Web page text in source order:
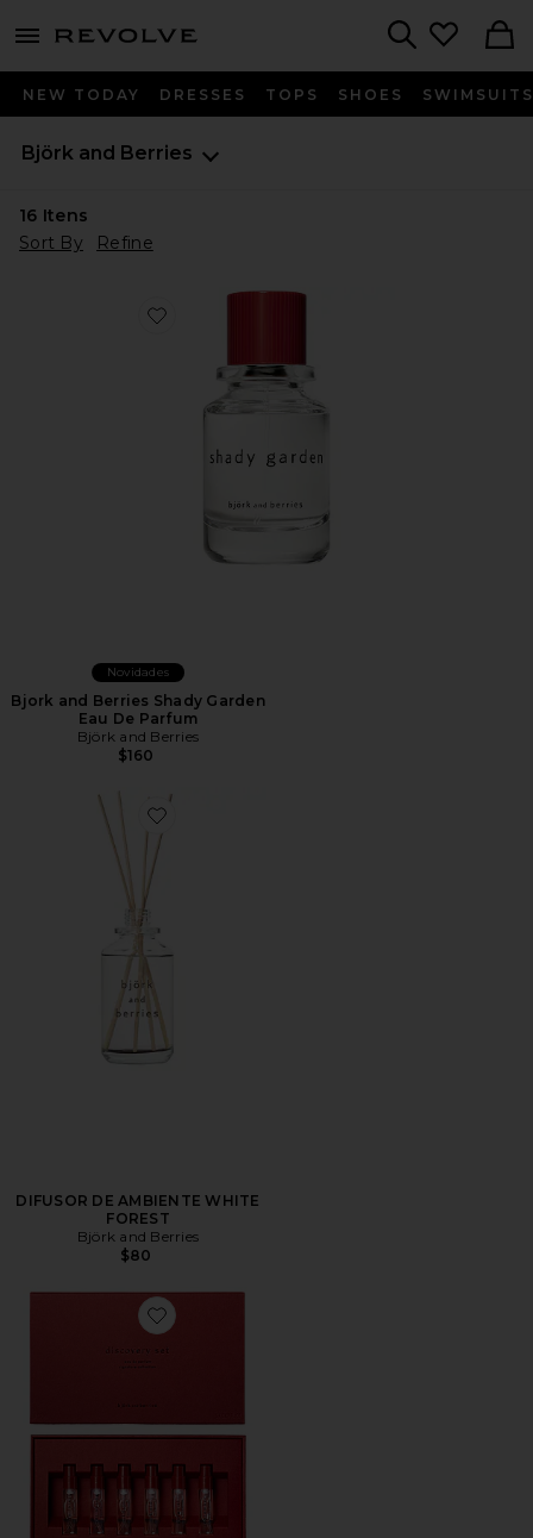
menu - shows more content
NEW TODAY DRESSES TOPS SHOES SWIMSUITS
Björk and Berries
16 Itens
Sort By
Refine
Favorite Bjork and Berries Shady Garden Eau De
Novidades
Bjork and Berries Shady Garden
Eau De Parfum
Björk and Berries
$160
Favorite DIFUSOR DE AMBIENTE WHITE FOREST
DIFUSOR DE AMBIENTE WHITE
FOREST
Björk and Berries
$80
Favorite KIT DESCOBERTA EDP DISCOVERY SET